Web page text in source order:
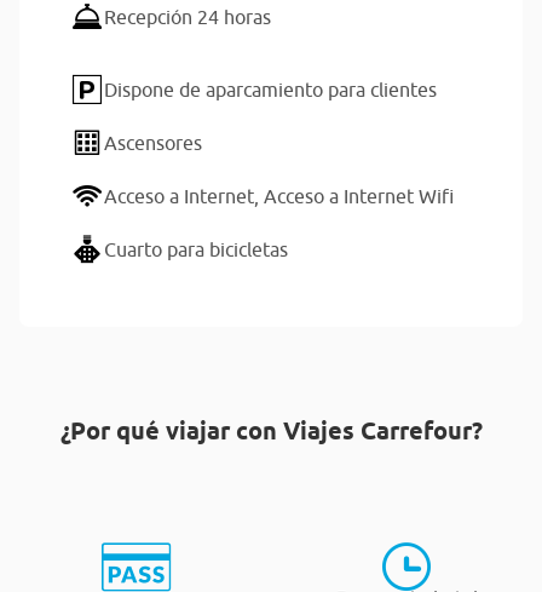
Recepción 24 horas
Dispone de aparcamiento para clientes
Ascensores
Acceso a Internet, Acceso a Internet Wifi
Cuarto para bicicletas
¿Por qué viajar con Viajes Carrefour?